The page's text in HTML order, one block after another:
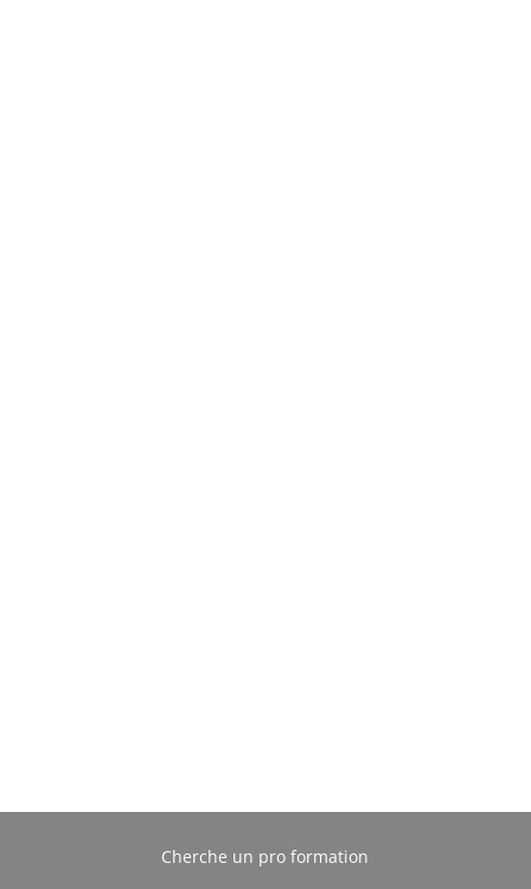
Cherche un pro formation